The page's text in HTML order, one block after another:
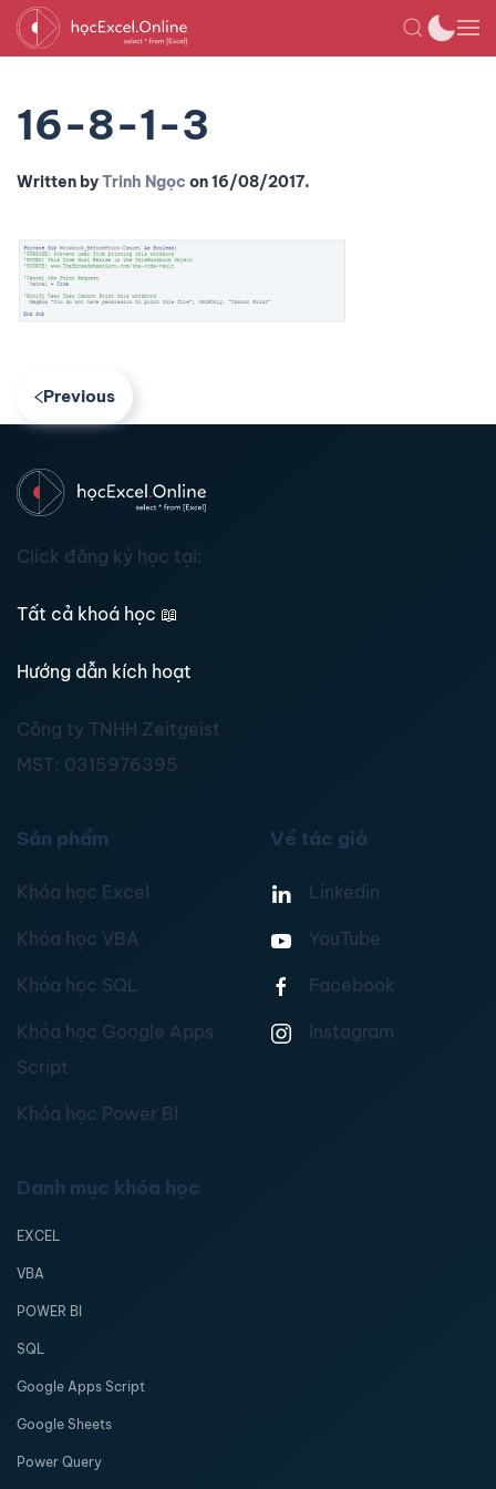
16-8-1-3
Written byTrinh Ngọc on16/08/2017.
Previous
Click đăng ký học tại:
Tất cả khoá học 📖
Hướng dẫn kích hoạt
Công ty TNHH Zeitgeist
MST: 0315976395
Sản phẩm
Khóa học Excel
Khóa học VBA
Khóa học SQL
Khóa học Google Apps
Script
Khóa học Power BI
Về tác giả
Linkedin
YouTube
Facebook
Instagram
Danh mục khóa học
EXCEL
VBA
POWER BI
SQL
Google Apps Script
Google Sheets
Power Query